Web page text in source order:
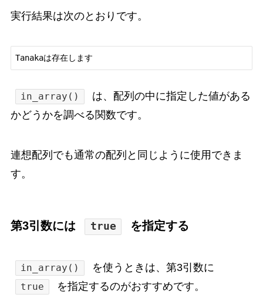
実行結果は次のとおりです。
in_array()
は、配列の中に指定した値がある
かどうかを調べる関数です。
連想配列でも通常の配列と同じように使用できま
す。
第3引数には true を指定する
in_array() を使うときは、第3引数に
true を指定するのがおすすめです。